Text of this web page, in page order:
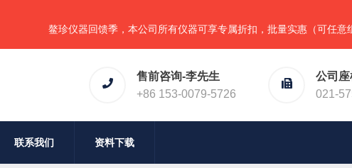
鳌珍仪器回馈季，本公司所有仪器可享专属折扣，批量实惠（可任意组合）
售前咨询-李先生
+86 153-0079-5726
公司座
021-
联系我们 资料下载